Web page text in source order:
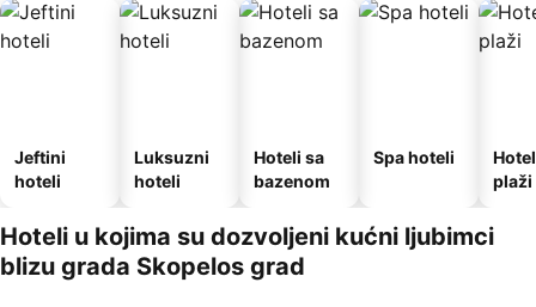
Jeftini
hoteli
Luksuzni
hoteli
Hoteli sa
bazenom
Spa hoteli
plaži
Hoteli u kojima su dozvoljeni kućni ljubimci
blizu grada Skopelos grad